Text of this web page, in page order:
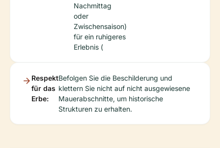
Nachmittag
oder
Zwischensaison)
für ein ruhigeres
Erlebnis (
Respekt
für das
Erbe:
Befolgen Sie die Beschilderung und
klettern Sie nicht auf nicht ausgewiesene
Mauerabschnitte, um historische
Strukturen zu erhalten.